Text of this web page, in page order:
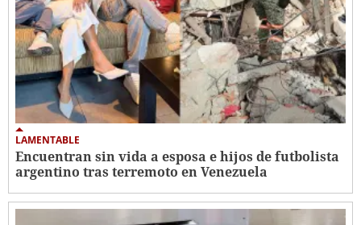
LAMENTABLE
Encuentran sin vida a esposa e hijos de futbolista
argentino tras terremoto en Venezuela